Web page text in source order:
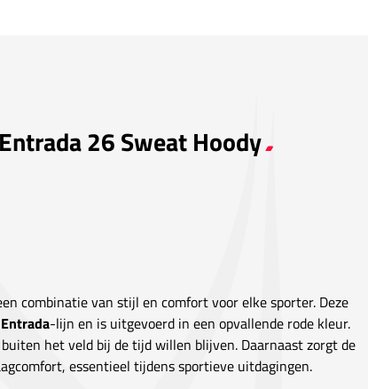
26 Sweat Hoody
combinatie van stijl en comfort voor elke sporter. Deze
Entrada-lijn en is uitgevoerd in een opvallende rode kleur.
het veld bij de tijd willen blijven. Daarnaast zorgt de
essentieel tijdens sportieve uitdagingen.